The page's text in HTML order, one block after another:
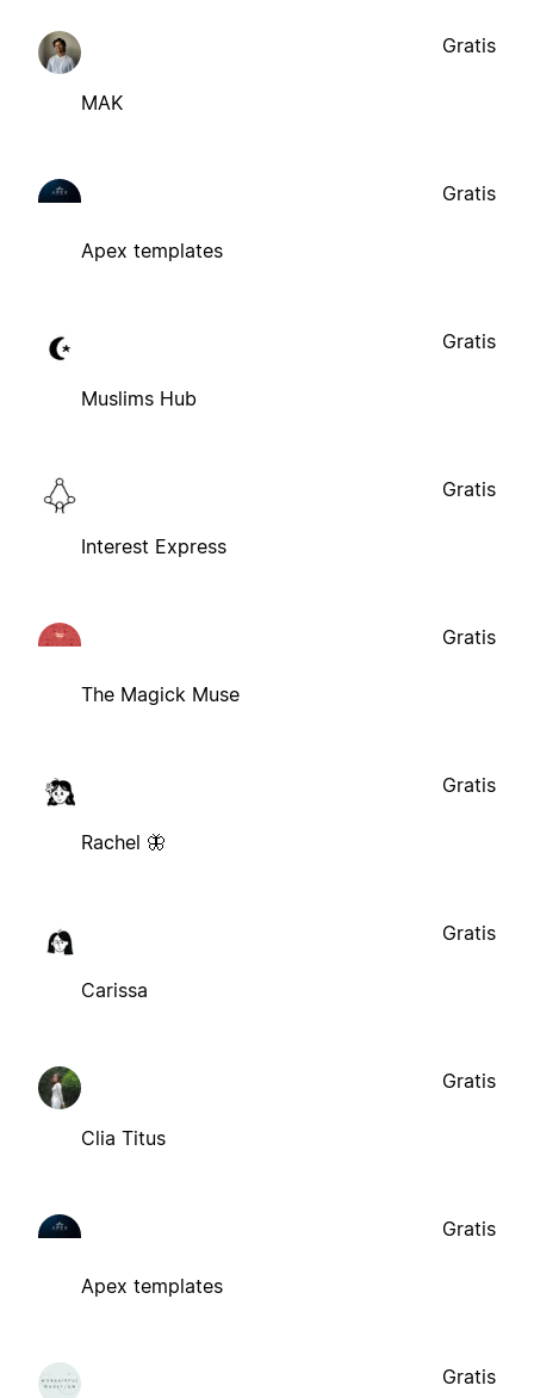
MAK
Gratis
Apex templates
Gratis
Muslims Hub
Gratis
Interest Express
Gratis
The Magick Muse
Gratis
Rachel 🦋
Gratis
Carissa
Gratis
Clia Titus
Gratis
Apex templates
Gratis
Gratis